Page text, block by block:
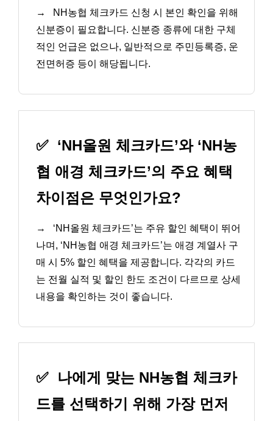
→
NH농협 체크카드 신청 시 본인 확인을 위해
신분증이 필요합니다. 신분증 종류에 대한 구체
적인 언급은 없으나, 일반적으로 주민등록증, 운
전면허증 등이 해당됩니다.
✅ ‘NH올원 체크카드’와 ‘NH농
협 애경 체크카드’의 주요 혜택
차이점은 무엇인가요?
→
‘NH올원 체크카드’는 주유 할인 혜택이 뛰어
나며, ‘NH농협 애경 체크카드’는 애경 계열사 구
매 시 5% 할인 혜택을 제공합니다. 각각의 카드
는 전월 실적 및 할인 한도 조건이 다르므로 상세
내용을 확인하는 것이 좋습니다.
✅
나에게 맞는 NH농협 체크카
드를 선택하기 위해 가장 먼저